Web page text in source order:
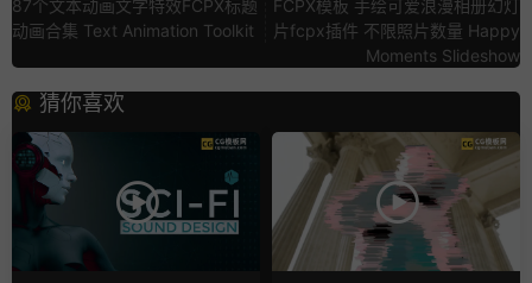
87个文本动画文字特效FCPX标题
动画合集 Text Animation Toolkit
FCPX模板 手绘可爱浪漫相册幻灯
片fcpx插件 不限照片数量 Happy
Moments Slideshow
猜你喜欢